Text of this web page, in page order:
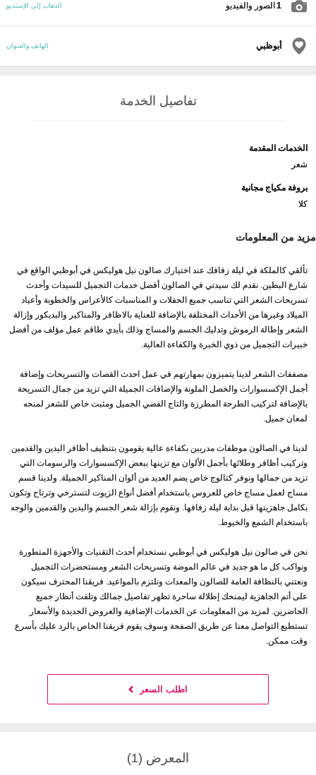
1 الصور والفيديو الذهاب إلى الإستديو
أبوظبي الهاتف والعنوان
تفاصيل الخدمة
الخدمات المقدمة
شعر
بروفة مكياج مجانية
كلا
مزيد من المعلومات
تألقي كالملكة في ليلة زفافك عند اختيارك صالون نيل هوليكس في أبوظبي الواقع في
شارع البطين. نقدم لك سيدتي في الصالون أفضل خدمات التجميل للسيدات وأحدث
تسريحات الشعر التي تناسب جميع الحفلات و المناسبات كالأعراس والخطوبة وأعياد
الميلاد وغيرها من الأحداث المختلفة بالإضافة للعناية بالاظافر والمناكير والبديكور وإزالة
الشعر وإطالة الرموش وتدليك الجسم والمساج وذلك بأيدي طاقم عمل مؤلف من أفضل
خبيرات التجميل من ذوي الخبرة والكفاءة العالية.
مصففات الشعر لدينا يتميزون بمهارتهم في عمل احدث القصات والتسريحات وإضافة
أجمل الإكسسوارات والخصل الملونة والإضافات الجميلة التي تزيد من جمال التسريحة
بالإضافة لتركيب الطرحة المطرزة والتاج الفضي الجميل ومثبت خاص للشعر لمنحه
لمعان جميل.
لدينا في الصالون موظفات مدربين بكفاءة عالية يقومون بتنظيف أظافر اليدين والقدمين
وتركيب أظافر وطلائها بأجمل الألوان مع تزينها ببعض الإكسسوارات والرسومات التي
تزيد من جمالها ونوفر كتالوج خاص يضم العديد من ألوان المناكير الجميلة. ولدينا قسم
مساج لعمل مساج خاص للعروس باستخدام أفضل أنواع الزيوت لتسترخي وترتاح وتكون
بكامل جاهزيتها قبل بداية ليلة زفافها. ونقوم بإزالة شعر الجسم واليدين والقدمين والوجه
باستخدام الشمع والخيوط.
نحن في صالون نيل هوليكس في أبوظبي نستخدام أحدث التقنيات والأجهزة المتطورة
ونواكب كل ما هو جديد في عالم الموضة وتسريحات الشعر ومستحضرات التجميل
ونعتني بالنظافة العامة للصالون والمعدات ونلتزم بالمواعيد. فريقنا المحترف سيكون
على أتم الجاهزية ليمنحك إطلالة ساحرة تظهر تفاصيل جمالك وتلفت أنظار جميع
الحاضرين. لمزيد من المعلومات عن الخدمات الإضافية والعروض الجديدة والأسعار
تستطيع التواصل معنا عن طريق الصفحة وسوف يقوم فريقنا الخاص بالرد عليك بأسرع
وقت ممكن.
اطلب السعر
المعرض (1)